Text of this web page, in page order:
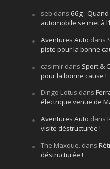
seb dans 66g : Quand
automobile se met à
Aventures Auto dans
piste pour la bonne
casimirdans Sport &
pour la bonne cause !
Dingo Lotus dans
électrique venue de
Aventures Auto dans
visite déstructurée !
The Maxque. dans
déstructurée !